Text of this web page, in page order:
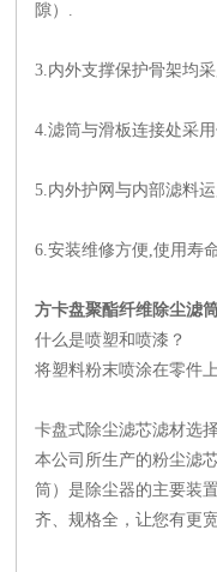
隙）.
3.内外支撑保护骨架均
4.滤筒与滑板连接处采
5.内外护网与内部滤料
6.安装维修方便,使用寿
方卡盘聚酯纤维除尘滤
什么是喷塑和喷漆？
将塑料粉末喷涂在零件
卡盘式除尘滤芯滤材选
本公司所生产的粉尘滤
筒）是除尘器的主要装
齐、规格全，让您有更